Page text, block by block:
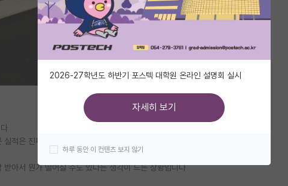
적은 진짜 너무 좋은 랩실과 컨텍을 완료한 상태입니다
아서 뭔가 떨어질 수도 있다는 생각이 드는 상황입니다
2026-27학년도 하반기 포스텍 대학원 온라인 설명회 실시
자세히 보기
하루 동안 이 컨텐츠 보지 않기